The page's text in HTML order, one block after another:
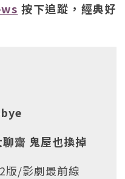
按下追蹤，經典好
齋 鬼屋也換掉
/影劇最前線